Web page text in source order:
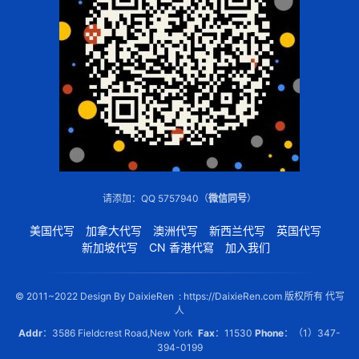
请添加：QQ 5757940（微信同号）
美国代写 加拿大代写 澳洲代写 新西兰代写
英国代写
新加坡代写
CN 香港代寫 加入我们
© 2011~2022 Design By DaixieRen : https://DaixieRen.com 版权所有 代写
人
Addr：3586 Fieldcrest Road,New York Fax：11530 Phone：（1）347-
394-0199